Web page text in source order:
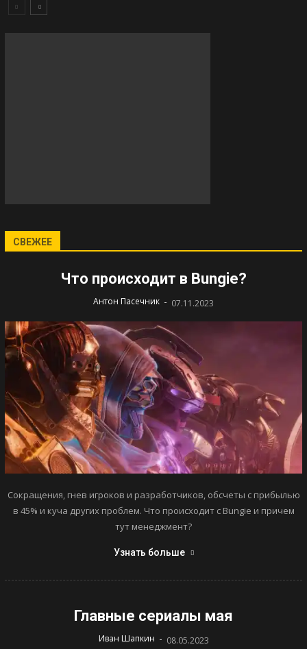
СВЕЖЕЕ
Что происходит в Bungie?
Антон Пасечник - 07.11.2023
Сокращения, гнев игроков и разработчиков, обсчеты с прибылью
в 45% и куча других проблем. Что происходит с Bungie и причем
тут менеджмент?
Узнать больше
Главные сериалы мая
Иван Шапкин - 08.05.2023